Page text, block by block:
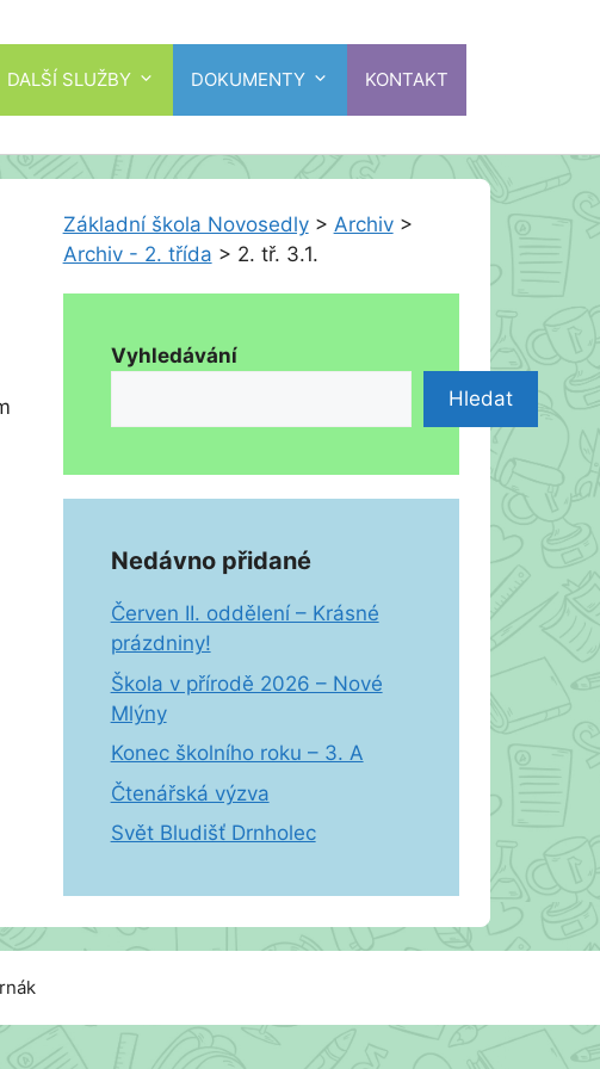
DALŠÍ SLUŽBY DOKUMENTY KONTAKT
Základní škola Novosedly> Archiv>
Archiv - 2. třída > 2. tř. 3.1.
Vyhledávání
Hledat
Nedávno přidané
Červen II. oddělení – Krásné
prázdniny!
Škola v přírodě 2026 – Nové
Mlýny
Konec školního roku – 3. A
Čtenářská výzva
Svět Bludišť Drnholec